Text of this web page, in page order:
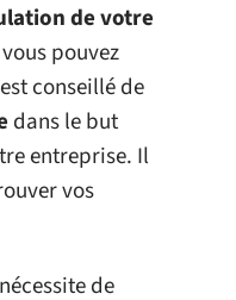
de votre
pouvez
conseillé de
dans le but
entreprise. Il
vos
de